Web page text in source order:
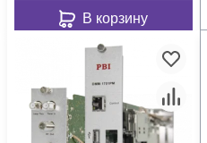
В корзину